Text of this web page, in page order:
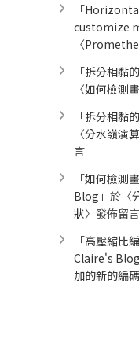
「
customize
〈
「拆分相黏
〈如何檢測
「拆分相黏
〈分水嶺演
言
「如何檢測
Blog 」於〈
狀〉發佈留言
「高壓縮比
Claire's Blog
加的新的編